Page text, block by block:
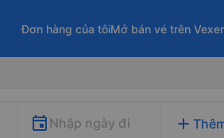
Đơn hàng của tôiMở bán vé trên
Nhập ngày đi add